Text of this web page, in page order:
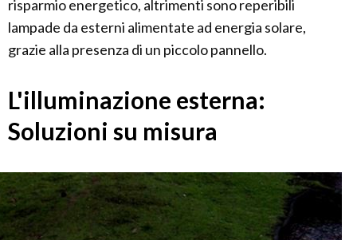
risparmio energetico, altrimenti sono reperibili
lampade da esterni alimentate ad energia solare,
grazie alla presenza di un piccolo pannello.
L'illuminazione esterna:
Soluzioni su misura